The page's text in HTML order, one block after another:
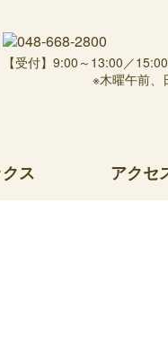
【受付】9:00～13:00／
※木曜午前、
ス アクセ